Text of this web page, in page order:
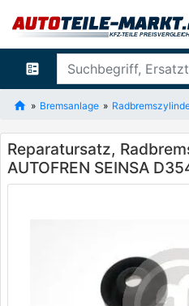
ballot
Bremsanlage
Reparatursatz,
AUTOFREN SEINSA